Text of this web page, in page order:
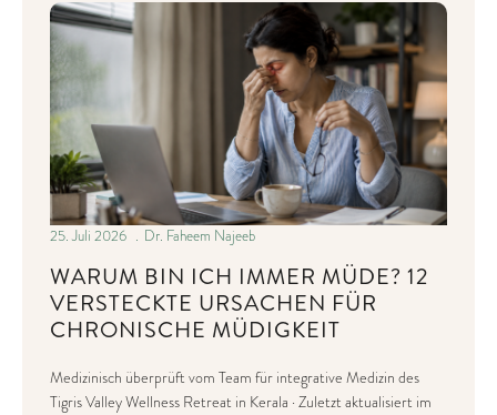
WARUM BIN ICH IMMER MÜDE? 12
VERSTECKTE URSACHEN FÜR
CHRONISCHE MÜDIGKEIT
25. Juli 2026 Dr. Faheem Najeeb
Medizinisch überprüft vom Team für integrative Medizin des
Tigris Valley Wellness Retreat in Kerala · Zuletzt aktualisiert im